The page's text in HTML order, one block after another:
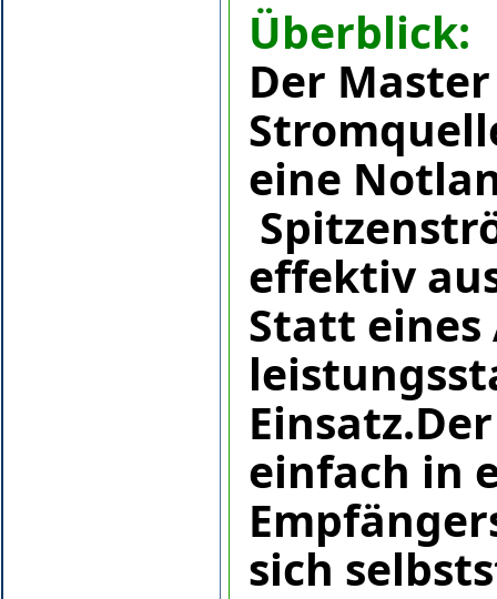
Überblick:
Der
eine
effektiv
Statt
einfach in
sich